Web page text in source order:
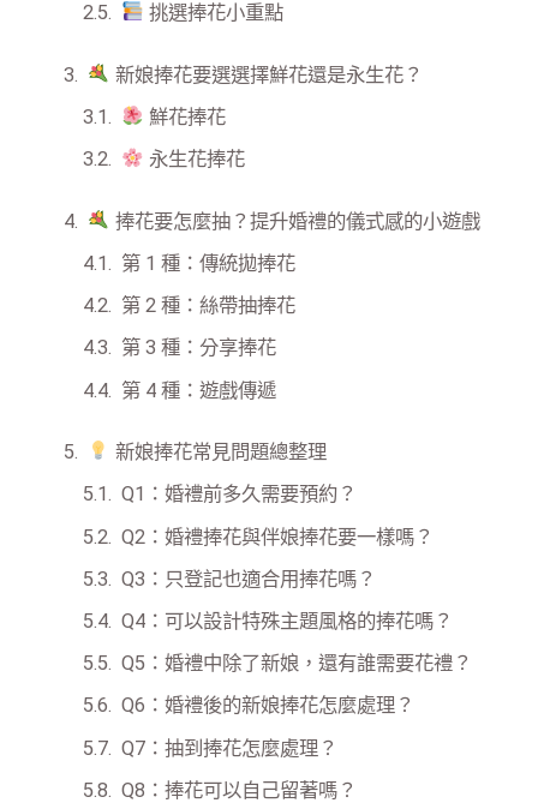
挑選捧花小重點
新娘捧花要選選擇鮮花還是永生花？
鮮花捧花
永生花捧花
捧花要怎麼抽？提升婚禮的儀式感的小遊戲
第 1 種：傳統拋捧花
第 2 種：絲帶抽捧花
第 3 種：分享捧花
第 4 種：遊戲傳遞
新娘捧花常見問題總整理
Q1：婚禮前多久需要預約？
Q2：婚禮捧花與伴娘捧花要一樣嗎？
Q3：只登記也適合用捧花嗎？
Q4：可以設計特殊主題風格的捧花嗎？
Q5：婚禮中除了新娘，還有誰需要花禮？
Q6：婚禮後的新娘捧花怎麼處理？
Q7：抽到捧花怎麼處理？
Q8：捧花可以自己留著嗎？